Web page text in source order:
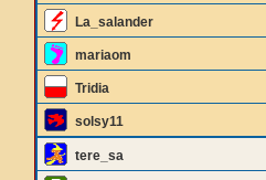
La_salander
mariaom
Tridia
solsy11
tere_sa